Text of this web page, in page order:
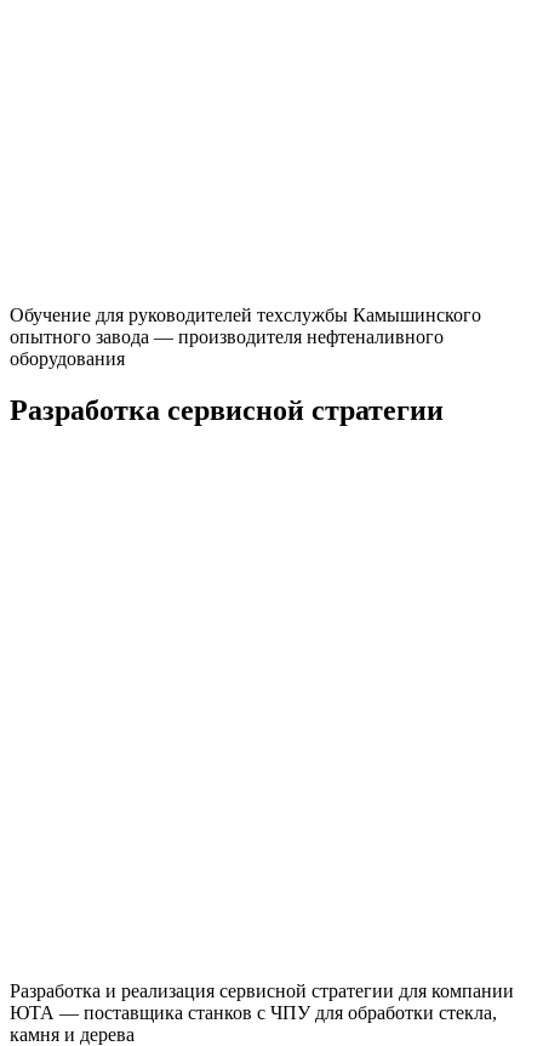
Обучение для руководителей техслужбы Камышинского
опытного завода — производителя нефтеналивного
оборудования
Разработка сервисной стратегии
Разработка и реализация сервисной стратегии для компании
ЮТА — поставщика станков с ЧПУ для обработки стекла,
камня и дерева